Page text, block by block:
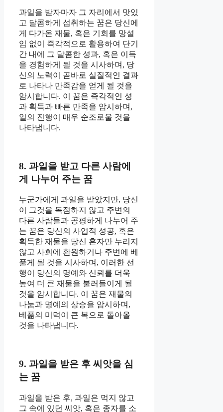
과일을 받자마자 그 자리에서 맛있
고 달콤하게 섭취하는 꿈은 당신에
게 다가온 재물, 혹은 기회를 망설
임 없이 즉각적으로 활용하여 단기
간 내에 그 달콤한 성과, 혹은 이득
을 경험하게 될 것을 시사하며, 당
신의 노력이 곧바로 실질적인 결과
로 나타나 만족감을 얻게 될 것을
암시합니다. 이 꿈은 즉각적인 성
과 획득과 빠른 만족을 암시하며,
일의 진행이 매우 순조로울 것을
나타냅니다.
8. 과일을 받고 다른 사람에
게 나누어 주는 꿈
누군가에게 과일을 받았지만, 당신
이 그것을 독점하지 않고 주변의
다른 사람들과 공평하게 나누어 주
는 꿈은 당신의 사업적 성공, 혹은
획득한 재물을 당신 혼자만 누리지
않고 사회에 환원하거나 주변에 베
풀게 될 것을 시사하며, 이러한 선
행이 당신의 명예와 신뢰를 더욱
높여 더 큰 재물을 불러들이게 될
것을 암시합니다. 이 꿈은 재물의
나눔과 명예의 상승을 암시하며,
베풂의 미덕이 큰 복으로 돌아올
것을 나타냅니다.
9. 과일을 받은 후 씨앗을 심
는 꿈
과일을 받은 후, 과일은 먹지 않고
그 속에 있던 씨앗, 혹은 종자를 소